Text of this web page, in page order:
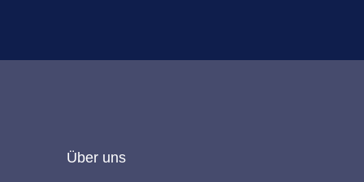
Über uns